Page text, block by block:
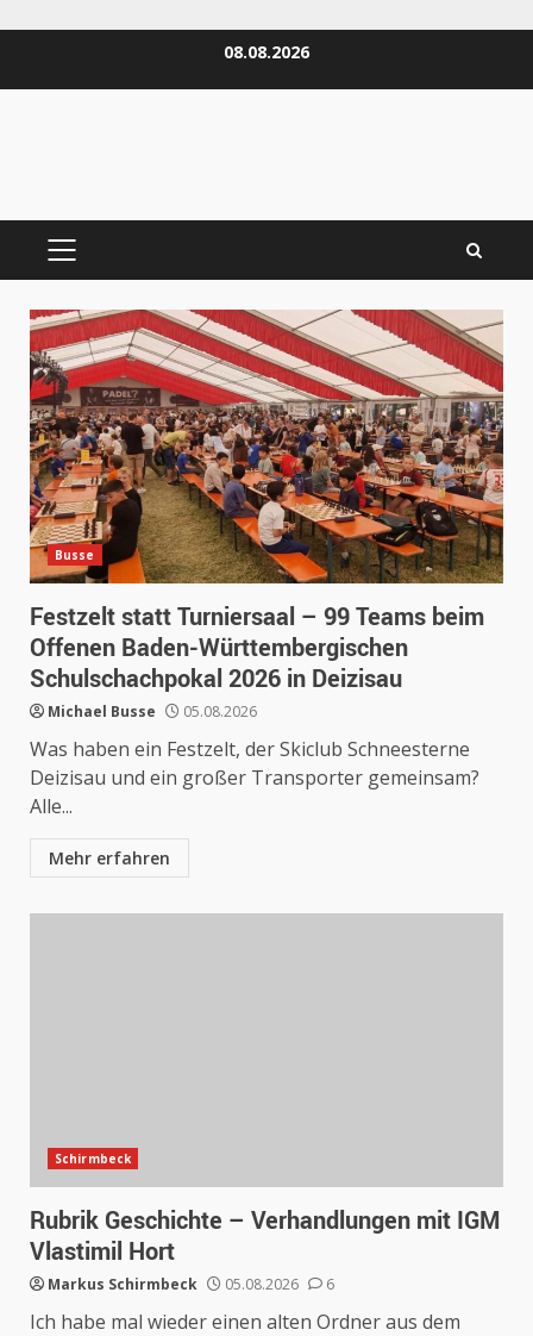
08.08.2026
PRIMÄRES
Busse
Festzelt statt Turniersaal – 99 Teams beim
Offenen Baden-Württembergischen
Schulschachpokal 2026 in Deizisau
Michael Busse 05.08.2026
Was haben ein Festzelt, der Skiclub Schneesterne
Deizisau und ein großer Transporter gemeinsam?
Alle...
Mehr erfahren
Schirmbeck
Rubrik Geschichte – Verhandlungen mit IGM
Vlastimil Hort
Markus Schirmbeck 05.08.2026 6
Ich habe mal wieder einen alten Ordner aus dem